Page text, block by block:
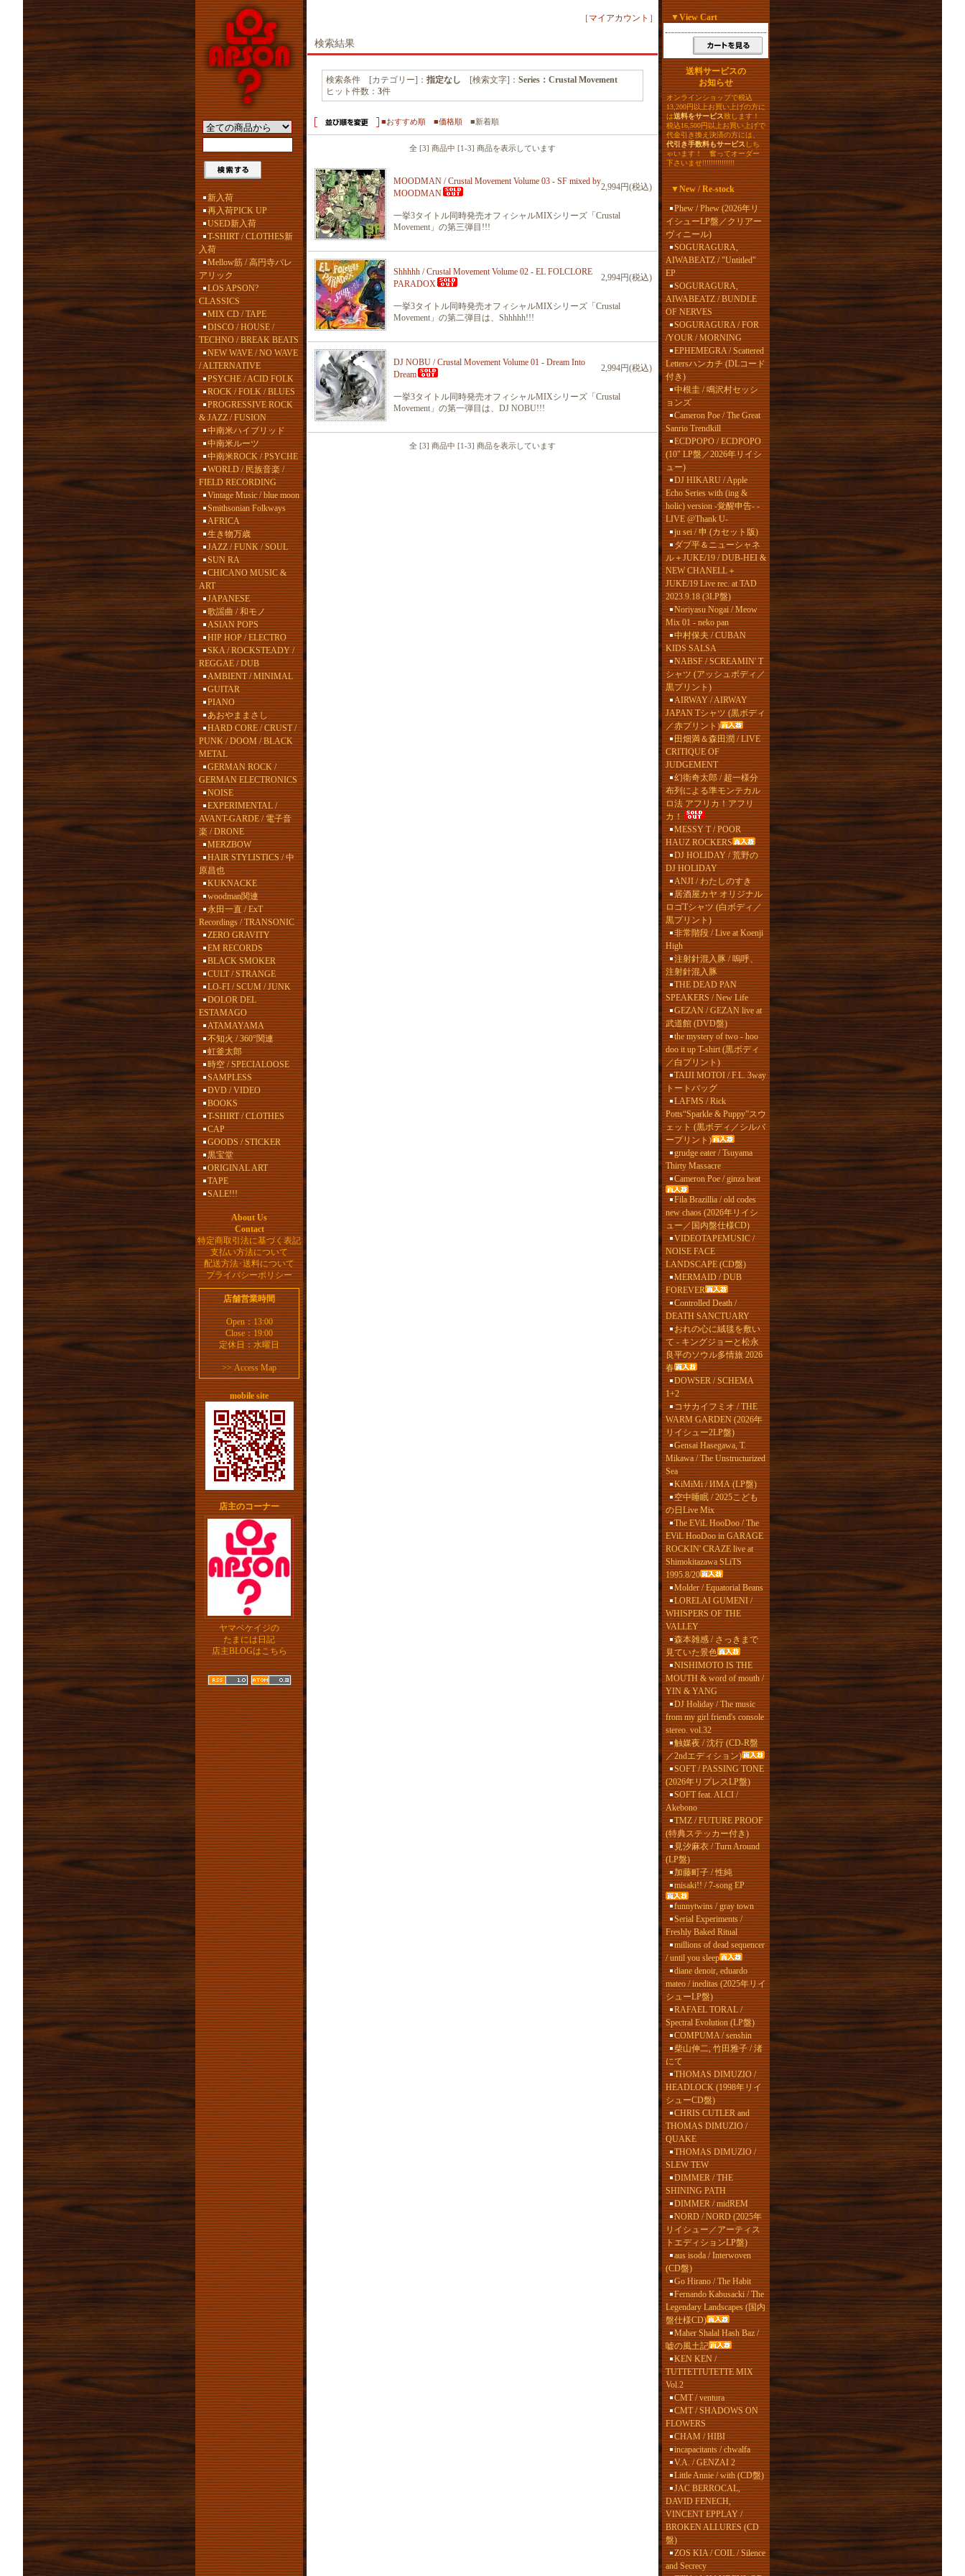
新入荷
再入荷PICK UP
USED新入荷
T-SHIRT / CLOTHES新
入荷
Mellow筋 / 高円寺バレ
アリック
LOS APSON?
CLASSICS
MIX CD / TAPE
DISCO / HOUSE /
TECHNO / BREAK BEATS
NEW WAVE / NO WAVE
/ ALTERNATIVE
PSYCHE / ACID FOLK
ROCK / FOLK / BLUES
PROGRESSIVE ROCK
& JAZZ / FUSION
中南米ハイブリッド
中南米ルーツ
中南米ROCK / PSYCHE
WORLD / 民族音楽 /
FIELD RECORDING
Vintage Music / blue moon
Smithsonian Folkways
AFRICA
生き物万歳
JAZZ / FUNK / SOUL
SUN RA
CHICANO MUSIC &
ART
JAPANESE
歌謡曲 / 和モノ
ASIAN POPS
HIP HOP / ELECTRO
SKA / ROCKSTEADY /
REGGAE / DUB
AMBIENT / MINIMAL
GUITAR
PIANO
あおやままさし
HARD CORE / CRUST /
PUNK / DOOM / BLACK
METAL
GERMAN ROCK /
GERMAN ELECTRONICS
NOISE
EXPERIMENTAL /
AVANT-GARDE / 電子音
楽 / DRONE
MERZBOW
HAIR STYLISTICS / 中
原昌也
KUKNACKE
woodman関連
永田一直 / ExT
Recordings / TRANSONIC
ZERO GRAVITY
EM RECORDS
BLACK SMOKER
CULT / STRANGE
LO-FI / SCUM / JUNK
DOLOR DEL
ESTAMAGO
ATAMAYAMA
不知火 / 360°関連
虹釜太郎
時空 / SPECIALOOSE
SAMPLESS
DVD / VIDEO
BOOKS
T-SHIRT / CLOTHES
CAP
GOODS / STICKER
黒宝堂
ORIGINAL ART
TAPE
SALE!!!
About Us
Contact
特定商取引法に基づく表記
支払い方法について
配送方法･送料について
プライバシーポリシー
店舗営業時間
Open：13:00
Close：19:00
定休日：水曜日
>>Access Map
mobile site
店主のコーナー
ヤマベケイジの
たまには日記
店主BLOGはこちら
［ マイアカウント ］
検索結果
検索条件 [カテゴリー]： 指定なし [検索文字]： Series：Crustal Movement
ヒット件数： 3件
■おすすめ順 ■価格順 ■新着順
全 [3] 商品中 [1-3] 商品を表示しています
MOODMAN / Crustal Movement Volume 03 - SF mixed by
MOODMAN
2,994円(税込)
一挙3タイトル同時発売オフィシャルMIXシリーズ「Crustal
Movement」の第三弾目!!!
Shhhhh / Crustal Movement Volume 02 - EL FOLCLORE
PARADOX
2,994円(税込)
一挙3タイトル同時発売オフィシャルMIXシリーズ「Crustal
Movement」の第二弾目は、Shhhhh!!!
DJ NOBU / Crustal Movement Volume 01 - Dream Into
Dream
2,994円(税込)
一挙3タイトル同時発売オフィシャルMIXシリーズ「Crustal
Movement」の第一弾目は、DJ NOBU!!!
全 [3] 商品中 [1-3] 商品を表示しています
▼View Cart
送料サービスの
お知らせ
オンラインショップで税込
13,200円以上お買い上げの方に
は送料をサービス致します！
税込16,500円以上お買い上げで
代金引き換え決済の方には、
代引き手数料もサービスしち
ゃいます！ 奮ってオーダー
下さいませ!!!!!!!!!!!!!!!
▼New / Re-stock
Phew / Phew (2026年リ
イシューLP盤／クリアー
ヴィニール)
SOGURAGURA,
AIWABEATZ / "Untitled"
EP
SOGURAGURA,
AIWABEATZ / BUNDLE
OF NERVES
SOGURAGURA / FOR
/YOUR / MORNING
EPHEMEGRA / Scattered
Lettersハンカチ (DLコード
付き)
中根圭 / 鳴沢村セッシ
ョンズ
Cameron Poe / The Great
Sanrio Trendkill
ECDPOPO / ECDPOPO
(10" LP盤／2026年リイシ
ュー)
DJ HIKARU / Apple
Echo Series with (ing &
holic) version -覚醒申告- -
LIVE @Thank U-
ju sei / 申 (カセット版)
ダブ平＆ニューシャネ
ル＋JUKE/19 / DUB-HEI &
NEW CHANELL＋
JUKE/19 Live rec. at TAD
2023.9.18 (3LP盤)
Noriyasu Nogai / Meow
Mix 01 - neko pan
中村保夫 / CUBAN
KIDS SALSA
NABSF / SCREAMIN' T
シャツ (アッシュボディ／
黒プリント)
AIRWAY / AIRWAY
JAPAN Tシャツ (黒ボディ
／赤プリント)
田畑満＆森田潤 / LIVE
CRITIQUE OF
JUDGEMENT
幻衛奇太郎 / 超一様分
布列による準モンテカル
ロ法 アフリカ！アフリ
カ！
MESSY T / POOR
HAUZ ROCKERS
DJ HOLIDAY / 荒野の
DJ HOLIDAY
ANJI / わたしのすき
居酒屋カヤ オリジナル
ロゴTシャツ (白ボディ／
黒プリント)
非常階段 / Live at Koenji
High
注射針混入豚 / 嗚呼、
注射針混入豚
THE DEAD PAN
SPEAKERS / New Life
GEZAN / GEZAN live at
武道館 (DVD盤)
the mystery of two - hoo
doo it up T-shirt (黒ボディ
／白プリント)
TAIJI MOTOI / F.L. 3way
トートバッグ
LAFMS / Rick
Potts“Sparkle & Puppy”スウ
ェット (黒ボディ／シルバ
ープリント)
grudge eater / Tsuyama
Thirty Massacre
Cameron Poe / ginza heat
Fila Brazillia / old codes
new chaos (2026年リイシ
ュー／国内盤仕様CD)
VIDEOTAPEMUSIC /
NOISE FACE
LANDSCAPE (CD盤)
MERMAID / DUB
FOREVER
Controlled Death /
DEATH SANCTUARY
おれの心に絨毯を敷い
て - キングジョーと松永
良平のソウル多情旅 2026
春
DOWSER / SCHEMA
1+2
コサカイフミオ / THE
WARM GARDEN (2026年
リイシュー2LP盤)
Gensai Hasegawa, T.
Mikawa / The Unstructurized
Sea
KiMiMi / ИМА (LP盤)
空中睡眠 / 2025こども
の日Live Mix
The EViL HooDoo / The
EViL HooDoo in GARAGE
ROCKIN' CRAZE live at
Shimokitazawa SLiTS
1995.8/20
Molder / Equatorial Beans
LORELAI GUMENI /
WHISPERS OF THE
VALLEY
森本雑感 / さっきまで
見ていた景色
NISHIMOTO IS THE
MOUTH & word of mouth /
YIN & YANG
DJ Holiday / The music
from my girl friend's console
stereo. vol.32
触媒夜 / 沈行 (CD-R盤
／2ndエディション)
SOFT / PASSING TONE
(2026年リプレスLP盤)
SOFT feat. ALCI /
Akebono
TMZ / FUTURE PROOF
(特典ステッカー付き)
見汐麻衣 / Turn Around
(LP盤)
加藤町子 / 性純
misaki!! / 7-song EP
funnytwins / gray town
Serial Experiments /
Freshly Baked Ritual
millions of dead sequencer
/ until you sleep
diane denoir, eduardo
mateo / ineditas (2025年リイ
シューLP盤)
RAFAEL TORAL /
Spectral Evolution (LP盤)
COMPUMA / senshin
柴山伸二, 竹田雅子 / 渚
にて
THOMAS DIMUZIO /
HEADLOCK (1998年リイ
シューCD盤)
CHRIS CUTLER and
THOMAS DIMUZIO /
QUAKE
THOMAS DIMUZIO /
SLEW TEW
DIMMER / THE
SHINING PATH
DIMMER / midREM
NORD / NORD (2025年
リイシュー／アーティス
トエディションLP盤)
aus isoda / Interwoven
(CD盤)
Go Hirano / The Habit
Fernando Kabusacki / The
Legendary Landscapes (国内
盤仕様CD)
Maher Shalal Hash Baz /
嘘の風土記
KEN KEN /
TUTTETTUTETTE MIX
Vol.2
CMT / ventura
CMT / SHADOWS ON
FLOWERS
CHAM / HIBI
incapacitants / chwalfa
V.A. / GENZAI 2
Little Annie / with (CD盤)
JAC BERROCAL,
DAVID FENECH,
VINCENT EPPLAY /
BROKEN ALLURES (CD
盤)
ZOS KIA / COIL / Silence
and Secrecy